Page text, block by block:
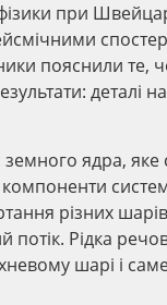
при
пояснили те,
деталі
ядра, яке
різних
Рідка
шарі і саме